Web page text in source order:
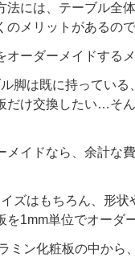
法には、テーブル全
のメリットがあるので
オーダーメイドする
脚は既に持っている
だけ交換したい…そ
メイドなら、余計な
ズはもちろん、形状
を1mm単位でオーダ
ミン化粧板の中から